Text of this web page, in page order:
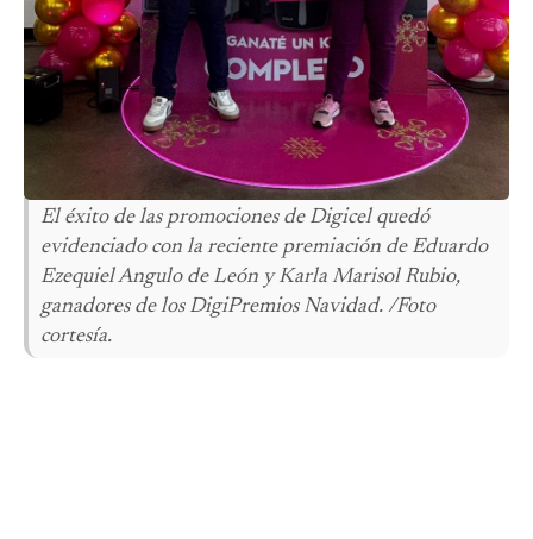
El éxito de las promociones de Digicel quedó
evidenciado con la reciente premiación de Eduardo
Ezequiel Angulo de León y Karla Marisol Rubio,
ganadores de los DigiPremios Navidad. /Foto
cortesía.